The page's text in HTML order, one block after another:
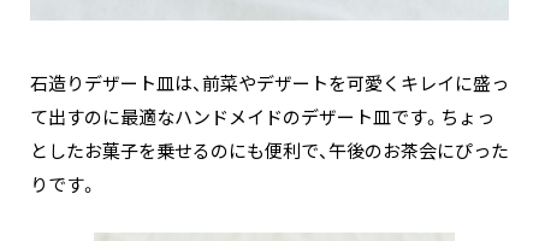
石造りデザート皿は、前菜やデザートを可愛くキレイに盛っ
て出すのに最適なハンドメイドのデザート皿です。ちょっ
としたお菓子を乗せるのにも便利で、午後のお茶会にぴった
りです。